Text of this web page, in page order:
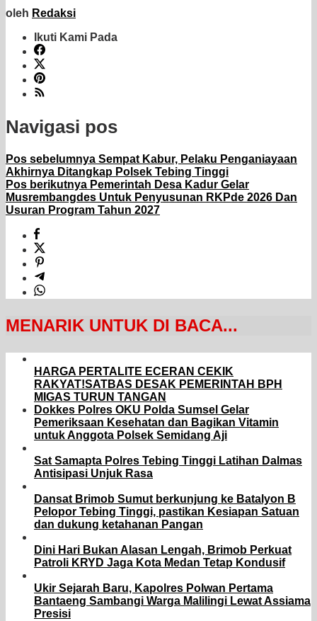
oleh Redaksi
Ikuti Kami Pada
Navigasi pos
Pos sebelumnya Sempat Kabur, Pelaku Penganiayaan
Akhirnya Ditangkap Polsek Tebing Tinggi
Pos berikutnya Pemerintah Desa Kadur Gelar
Musrembangdes Untuk Penyusunan RKPde 2026 Dan
Usuran Program Tahun 2027
MENARIK UNTUK DI BACA...
HARGA PERTALITE ECERAN CEKIK
RAKYAT!SATBAS DESAK PEMERINTAH BPH
MIGAS TURUN TANGAN
Dokkes Polres OKU Polda Sumsel Gelar
Pemeriksaan Kesehatan dan Bagikan Vitamin
untuk Anggota Polsek Semidang Aji
Sat Samapta Polres Tebing Tinggi Latihan Dalmas
Antisipasi Unjuk Rasa
Dansat Brimob Sumut berkunjung ke Batalyon B
Pelopor Tebing Tinggi, pastikan Kesiapan Satuan
dan dukung ketahanan Pangan
Dini Hari Bukan Alasan Lengah, Brimob Perkuat
Patroli KRYD Jaga Kota Medan Tetap Kondusif
Ukir Sejarah Baru, Kapolres Polwan Pertama
Bantaeng Sambangi Warga Malilingi Lewat Assiama
Presisi